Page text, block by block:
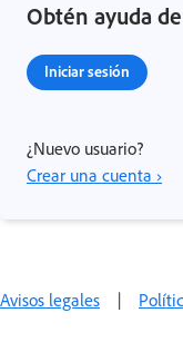
Obtén ayuda
Iniciar sesión
¿Nuevo usuario?
Crear una cuenta ›
Avisos legales |